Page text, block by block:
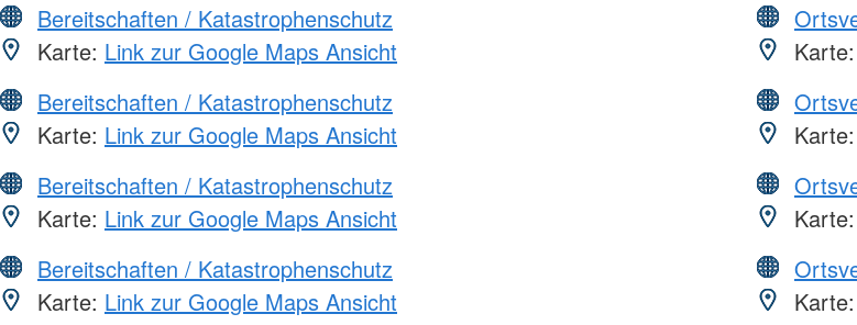
Bereitschaften / Katastrophenschutz
Karte: Link zur Google Maps Ansicht
Bereitschaften / Katastrophenschutz
Karte: Link zur Google Maps Ansicht
Bereitschaften / Katastrophenschutz
Karte: Link zur Google Maps Ansicht
Bereitschaften / Katastrophenschutz
Karte: Link zur Google Maps Ansicht
Karte:
Karte:
Karte:
Karte: